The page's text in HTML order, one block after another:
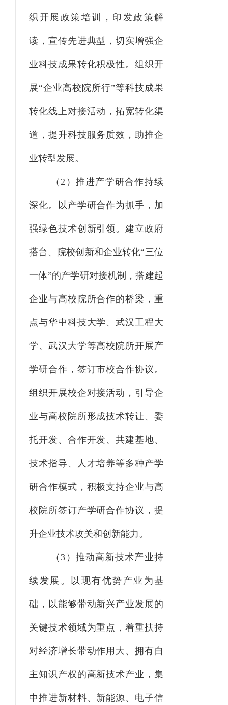
织开展政策培训，印发政策解
读，宣传先进典型，切实增强企
业科技成果转化积极性。组织开
展“企业高校院所行”等科技成果
转化线上对接活动，拓宽转化渠
道，提升科技服务质效，助推企
业转型发展。
（2）推进产学研合作持续
深化。以产学研合作为抓手，加
强绿色技术创新引领。建立政府
搭台、院校创新和企业转化“三位
一体”的产学研对接机制，搭建起
企业与高校院所合作的桥梁，重
点与华中科技大学、武汉工程大
学、武汉大学等高校院所开展产
学研合作，签订市校合作协议。
组织开展校企对接活动，引导企
业与高校院所形成技术转让、委
托开发、合作开发、共建基地、
技术指导、人才培养等多种产学
研合作模式，积极支持企业与高
校院所签订产学研合作协议，提
升企业技术攻关和创新能力。
（3）推动高新技术产业持
续发展。以现有优势产业为基
础，以能够带动新兴产业发展的
关键技术领域为重点，着重扶持
对经济增长带动作用大、拥有自
主知识产权的高新技术产业，集
中推进新材料、新能源、电子信